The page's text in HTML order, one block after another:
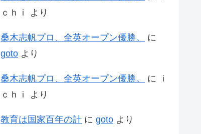
ｃｈｉ
より
桑木志帆プロ、全英オープン優勝。
に
goto より
桑木志帆プロ、全英オープン優勝。 に
ｉ
ｃｈｉ
より
教育は国家百年の計 に goto より